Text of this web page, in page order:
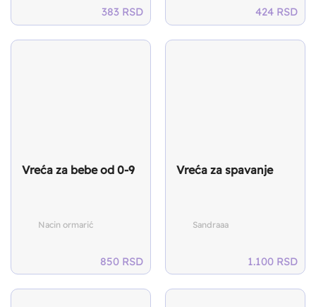
383 RSD 424 RSD
Vreća za bebe od 0-9
Nacin ormarić
850 RSD
Vreća za spavanje
Sandraaa
1.100 RSD